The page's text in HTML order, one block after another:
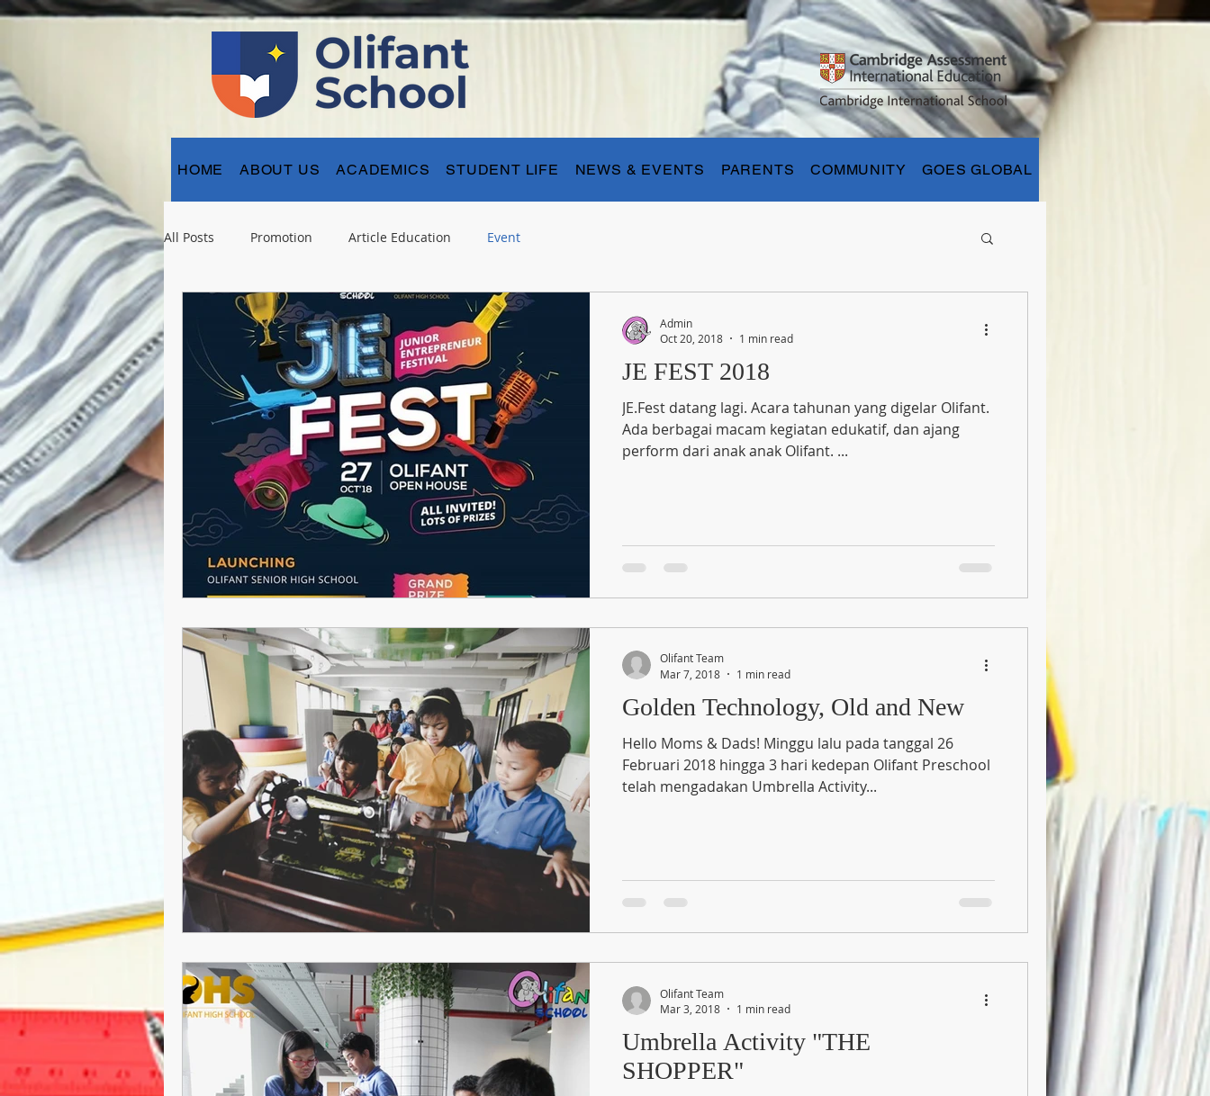
HOME ABOUT US ACADEMICS STUDENT LIFE NEWS & EVENTS PARENTS COMMUNITY GOES GLOBAL
All Posts Promotion Article Education Event
JE FEST 2018
JE.Fest datang lagi. Acara tahunan yang digelar Olifant.
Ada berbagai macam kegiatan edukatif, dan ajang
perform dari anak anak Olifant. ...
Admin
Oct 20, 2018
1 min read
Golden Technology, Old and New
Hello Moms & Dads! Minggu lalu pada tanggal 26
Februari 2018 hingga 3 hari kedepan Olifant Preschool
telah mengadakan Umbrella Activity...
Olifant Team
Mar 7, 2018
1 min read
Umbrella Activity "THE
SHOPPER"
Olifant Team
Mar 3, 2018
1 min read